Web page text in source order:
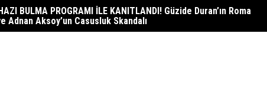
BULMA PROGRAMI İLE KANITLANDI! Güzide Duran’ın Roma
Adnan Aksoy’un Casusluk Skandalı
ve 23 Şüpheli Çağlayan Adliyesi’nde: Savcılık Sorgusu Öncesi Gizli
Cihazı Tespiti İçin Kapsamlı Tarama